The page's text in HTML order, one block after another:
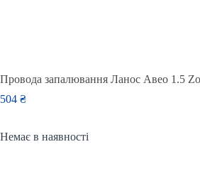
Провода запалювання Ланос Авео 1.5
504 ₴
Немає в наявності